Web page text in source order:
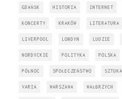
GDAŃSK HISTORIA INTERNET
KONCERTY KRAKÓW LITERATURA
LIVERPOOL LONDYN LUDZIE
NORDYCKIE POLITYKA POLSKA
PÓŁNOC SPOŁECZEŃSTWO SZTUKA
VARIA WARSZAWA WAŁBRZYCH